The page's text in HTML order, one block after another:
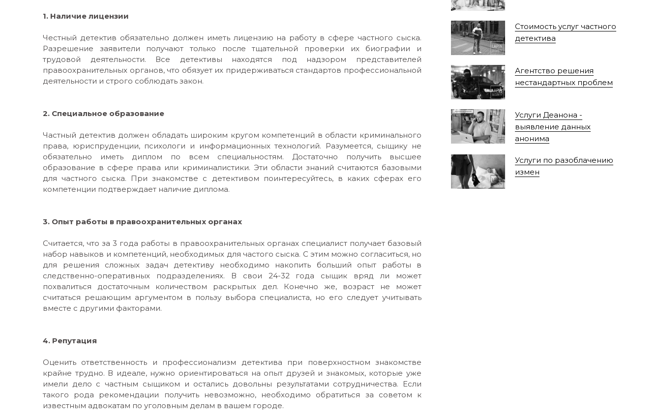
1. Наличие лицензии
Честный детектив обязательно должен иметь лицензию на работу в сфере частного сыска.
Разрешение заявители получают только после тщательной проверки их биографии и
трудовой деятельности. Все детективы находятся под надзором представителей
правоохранительных органов, что обязует их придерживаться стандартов профессиональной
деятельности и строго соблюдать закон.
2. Специальное образование
Частный детектив должен обладать широким кругом компетенций в области криминального
права, юриспруденции, психологи и информационных технологий. Разумеется, сыщику не
обязательно иметь диплом по всем специальностям. Достаточно получить высшее
образование в сфере права или криминалистики. Эти области знаний считаются базовыми
для частного сыска. При знакомстве с детективом поинтересуйтесь, в каких сферах его
компетенции подтверждает наличие диплома.
3. Опыт работы в правоохранительных органах
Считается, что за 3 года работы в правоохранительных органах специалист получает базовый
набор навыков и компетенций, необходимых для частого сыска. С этим можно согласиться, но
для решения сложных задач детективу необходимо накопить больший опыт работы в
следственно-оперативных подразделениях. В свои 24-32 года сыщик вряд ли может
похвалиться достаточным количеством раскрытых дел. Конечно же, возраст не может
считаться решающим аргументом в пользу выбора специалиста, но его следует учитывать
вместе с другими факторами.
4. Репутация
Оценить ответственность и профессионализм детектива при поверхностном знакомстве
крайне трудно. В идеале, нужно ориентироваться на опыт друзей и знакомых, которые уже
имели дело с частным сыщиком и остались довольны результатами сотрудничества. Если
такого рода рекомендации получить невозможно, необходимо обратиться за советом к
известным адвокатам по уголовным делам в вашем городе.
Стоимость услуг частного
детектива
Агентство решения
нестандартных проблем
Услуги Деанона -
выявление данных
анонима
Услуги по разоблачению
измен